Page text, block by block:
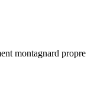
montagnard propre